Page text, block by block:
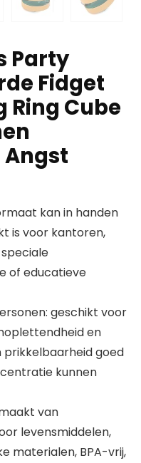
Party
Fidget
Ring Cube
kan in handen
is voor kantoren,
of educatieve
geschikt voor
en
prikkelbaarheid goed
kunnen
van
levensmiddelen,
materialen, BPA-vrij,